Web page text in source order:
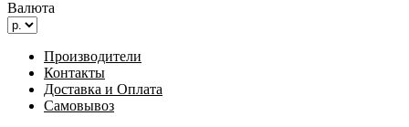
Валюта
Производители
Контакты
Доставка и Оплата
Самовывоз